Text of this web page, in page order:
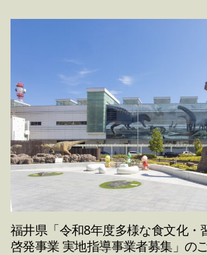
福井県「令和8年度多様な食文化・
啓発事業 実地指導事業者募集」の